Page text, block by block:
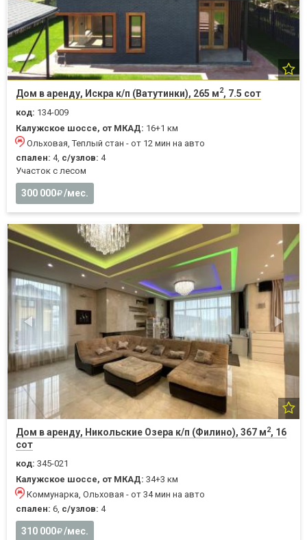
Дом в аренду, Искра к/п (Ватутинки), 265 м2, 7.5 сот
код: 134-009
Калужское шоссе, от МКАД: 16+1 км
Ольховая, Теплый стан - от 12 мин на авто
спален: 4, с/узлов: 4
Участок с лесом
300 000 /мес.
Дом в аренду, Никольские Озера к/п (Филино), 367 м2, 16
сот
код: 345-021
Калужское шоссе, от МКАД: 34+3 км
Коммунарка, Ольховая - от 34 мин на авто
спален: 6, с/узлов: 4
310 000 /мес.